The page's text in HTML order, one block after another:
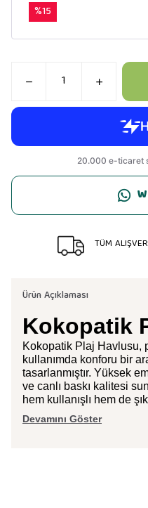
%15
TÜM
Ürün Açıklaması
Kokopatik
Kokopatik Plaj Havlusu,
kullanımda konforu bir
tasarlanmıştır. Yüksek
ve canlı baskı kalitesi
hem kullanışlı hem de
Devamını Göster